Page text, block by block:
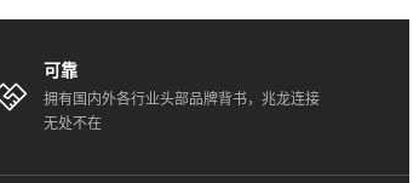
可靠
拥有国内外各行业头部品牌背书，兆龙连接
无处不在